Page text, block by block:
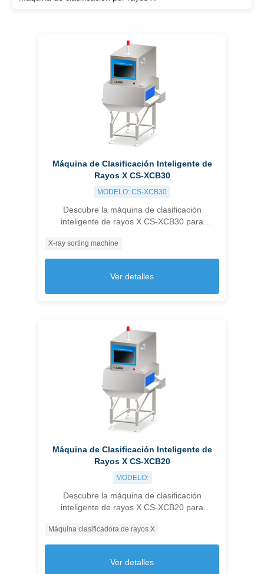
Máquina de Clasificación Inteligente de
Rayos X CS-XCB30
MODELO: CS-XCB30
Descubre la máquina de clasificación
inteligente de rayos X CS-XCB30 para
mejora la calidad del producto y reduce los
costos.
X-ray sorting machine
Ver detalles
Máquina de Clasificación Inteligente de
Rayos X CS-XCB20
MODELO:
Descubre la máquina de clasificación
inteligente de rayos X CS-XCB20 para
de la calidad del producto y reducción de
costos.
Máquina clasificadora de rayos X
Ver detalles